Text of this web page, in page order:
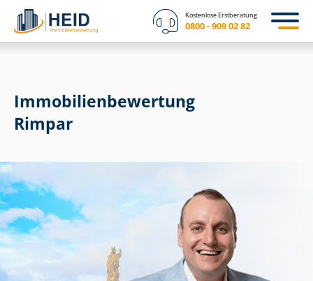
Kostenlose Erstberatung
0800 - 909 02 82
Immobilien­bewertung
Rimpar